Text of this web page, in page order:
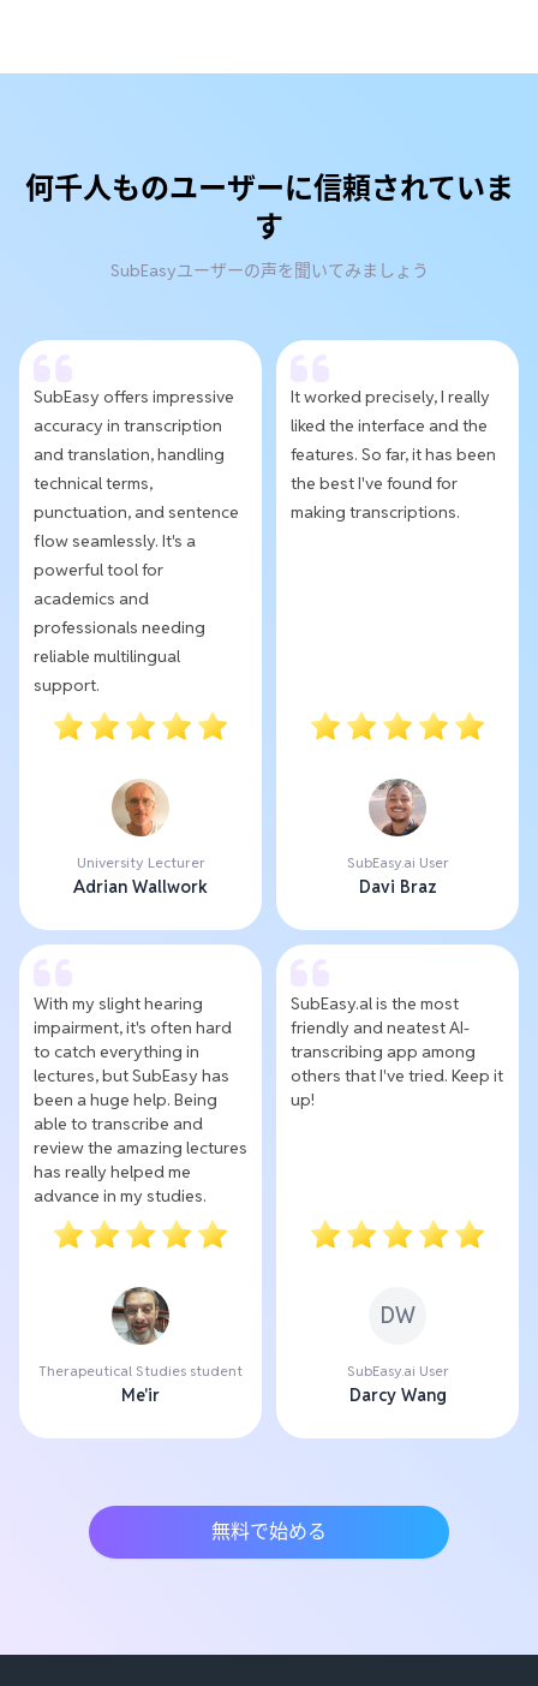
何千人ものユーザーに信頼されていま
す
SubEasyユーザーの声を聞いてみましょう
SubEasy offers impressive
accuracy in transcription
and translation, handling
technical terms,
punctuation, and sentence
flow seamlessly. It's a
powerful tool for
academics and
professionals needing
reliable multilingual
support.
University Lecturer
Adrian Wallwork
It worked precisely, I really
liked the interface and the
features. So far, it has been
the best I've found for
making transcriptions.
SubEasy.ai User
Davi Braz
With my slight hearing
impairment, it's often hard
to catch everything in
lectures, but SubEasy has
been a huge help. Being
able to transcribe and
review the amazing lectures
has really helped me
advance in my studies.
Therapeutical Studies student
Me'ir
SubEasy.al is the most
friendly and neatest AI-
transcribing app among
others that I've tried. Keep it
up!
DW
SubEasy.ai User
Darcy Wang
無料で始める